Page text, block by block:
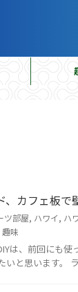
カフェ板で
ツ部屋, ハワイ, ハ
趣味
は、前回にも使
いと思います。